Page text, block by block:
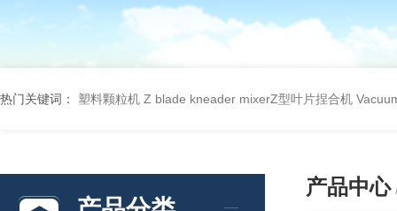
热门关键词： 塑料颗粒机 Z blade kneader mixerZ型叶片捏合机
产品中心